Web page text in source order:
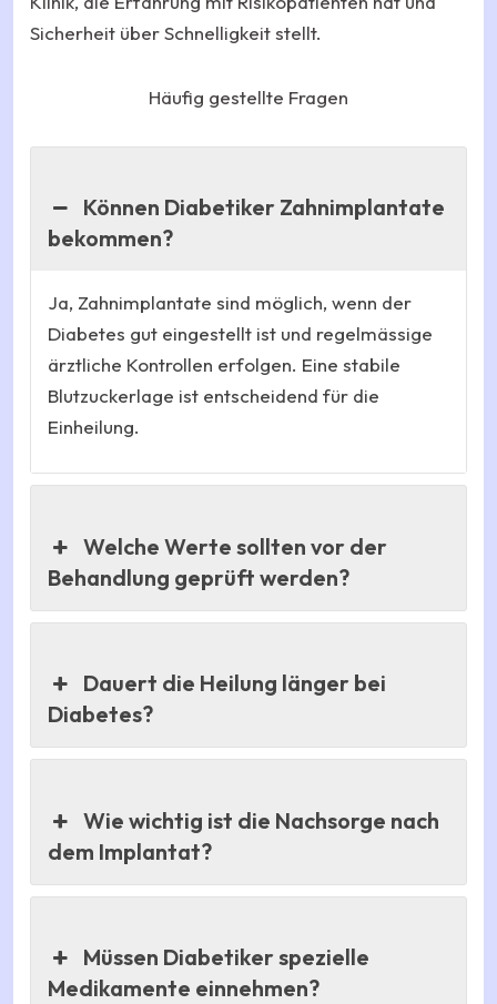
Sicherheit über Schnelligkeit stellt.
Häufig gestellte Fragen
Können Diabetiker Zahnimplantate
bekommen?
Ja, Zahnimplantate sind möglich, wenn der
Diabetes gut eingestellt ist und regelmässige
ärztliche Kontrollen erfolgen. Eine stabile
Blutzuckerlage ist entscheidend für die
Einheilung.
Welche Werte sollten vor der
Behandlung geprüft werden?
Dauert die Heilung länger bei
Diabetes?
Wie wichtig ist die Nachsorge nach
dem Implantat?
Müssen Diabetiker spezielle
Medikamente einnehmen?